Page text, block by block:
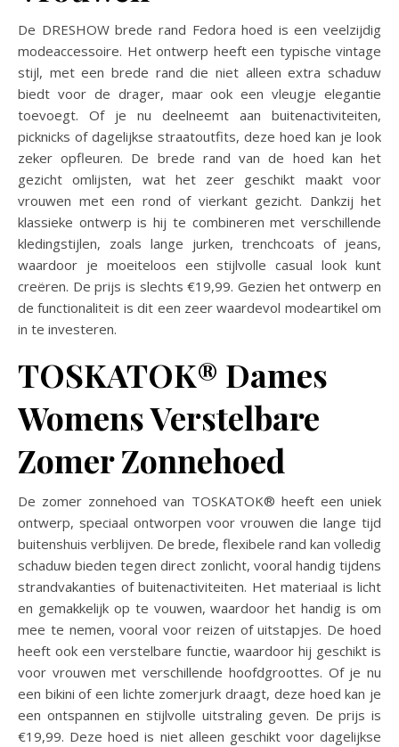
De DRESHOW brede rand Fedora hoed is een veelzijdig
modeaccessoire. Het ontwerp heeft een typische vintage
stijl, met een brede rand die niet alleen extra schaduw
biedt voor de drager, maar ook een vleugje elegantie
toevoegt. Of je nu deelneemt aan buitenactiviteiten,
picknicks of dagelijkse straatoutfits, deze hoed kan je look
zeker opfleuren. De brede rand van de hoed kan het
gezicht omlijsten, wat het zeer geschikt maakt voor
vrouwen met een rond of vierkant gezicht. Dankzij het
klassieke ontwerp is hij te combineren met verschillende
kledingstijlen, zoals lange jurken, trenchcoats of jeans,
waardoor je moeiteloos een stijlvolle casual look kunt
creëren. De prijs is slechts €19,99. Gezien het ontwerp en
de functionaliteit is dit een zeer waardevol modeartikel om
in te investeren.
TOSKATOK® Dames
Womens Verstelbare
Zomer Zonnehoed
De zomer zonnehoed van TOSKATOK® heeft een uniek
ontwerp, speciaal ontworpen voor vrouwen die lange tijd
buitenshuis verblijven. De brede, flexibele rand kan volledig
schaduw bieden tegen direct zonlicht, vooral handig tijdens
strandvakanties of buitenactiviteiten. Het materiaal is licht
en gemakkelijk op te vouwen, waardoor het handig is om
mee te nemen, vooral voor reizen of uitstapjes. De hoed
heeft ook een verstelbare functie, waardoor hij geschikt is
voor vrouwen met verschillende hoofdgroottes. Of je nu
een bikini of een lichte zomerjurk draagt, deze hoed kan je
een ontspannen en stijlvolle uitstraling geven. De prijs is
€19,99. Deze hoed is niet alleen geschikt voor dagelijkse